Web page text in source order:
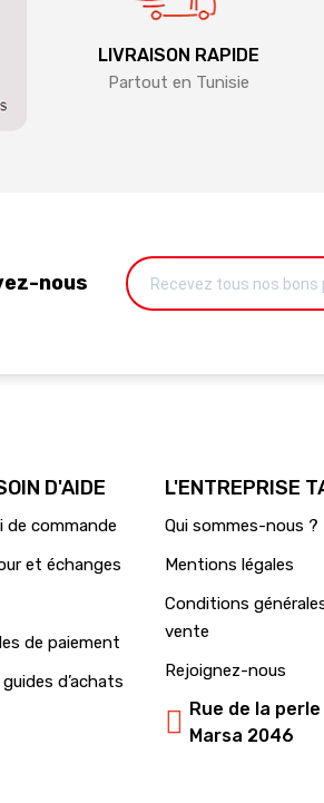
LIVRAISON RAPIDE
Partout en Tunisie
nous
D'AIDE
de commande
et échanges
de paiement
d’achats
L'ENTREPRISE
Qui sommes-nous ?
Mentions légales
Conditions
vente
Rejoignez-nous
Rue de la perle
Marsa 2046